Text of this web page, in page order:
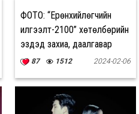
ФОТО: “Ерөнхийлөгчийн
илгээлт-2100” хөтөлбөрийн
эздэд захиа, даалгавар
гардуулав
87 1512 2024-02-06